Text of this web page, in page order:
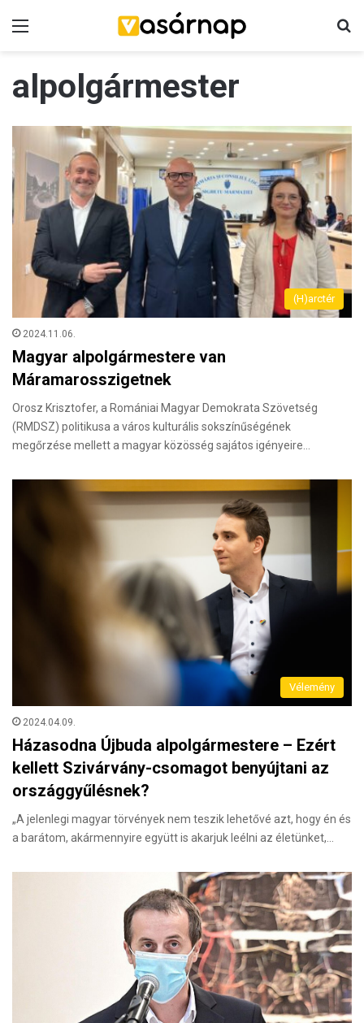
alpolgármester
(H)arctér
2024.11.06.
Magyar alpolgármestere van
Máramarosszigetnek
Orosz Krisztofer, a Romániai Magyar Demokrata Szövetség
(RMDSZ) politikusa a város kulturális sokszínűségének
megőrzése mellett a magyar közösség sajátos igényeire…
Vélemény
2024.04.09.
Házasodna Újbuda alpolgármestere – Ezért
kellett Szivárvány-csomagot benyújtani az
országgyűlésnek?
„A jelenlegi magyar törvények nem teszik lehetővé azt, hogy én és
a barátom, akármennyire együtt is akarjuk leélni az életünket,…